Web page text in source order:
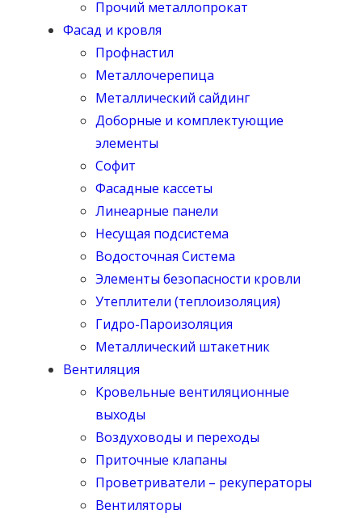
Прочий металлопрокат
Фасад и кровля
Профнастил
Металлочерепица
Металлический сайдинг
Доборные и комплектующие
элементы
Софит
Фасадные кассеты
Линеарные панели
Несущая подсистема
Водосточная Система
Элементы безопасности кровли
Утеплители (теплоизоляция)
Гидро-Пароизоляция
Металлический штакетник
Вентиляция
Кровельные вентиляционные
выходы
Воздуховоды и переходы
Приточные клапаны
Проветриватели – рекуператоры
Вентиляторы